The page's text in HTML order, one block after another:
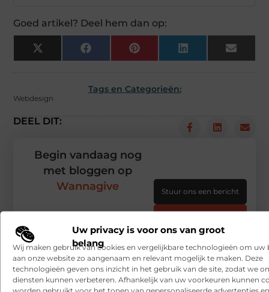
Uw privacy is voor ons van groot
belang
Wij maken gebruik van cookies en vergelijkbare technologieën om uw
aan onze website zo aangenaam en relevant mogelijk te maken. Deze
technologieën geven ons inzicht in het gebruik van de site, zodat we
diensten kunnen verbeteren. Afhankelijk van uw voorkeuren kunnen
worden gebruikt voor het tonen van gepersonaliseerde advertenties
Goed artikel? Deel hem dan op:
X
(Twitter)
Facebook Pinterest LinkedIn Email
Tags en Categorieën:
Webdesign
DEEL DIT:
Begin vandaag nog
met bloggen op
Wannagive
Stuur ons een bericht